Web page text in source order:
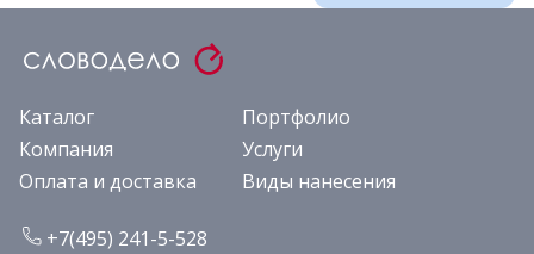
Каталог
Портфолио
Компания
Услуги
Оплата и доставка
Виды нанесения
+7(495) 241-5-528